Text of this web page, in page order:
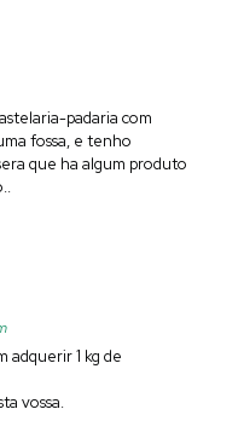
padaria com
fossa, e tenho
que ha algum produto
adquerir 1 kg de
vossa.